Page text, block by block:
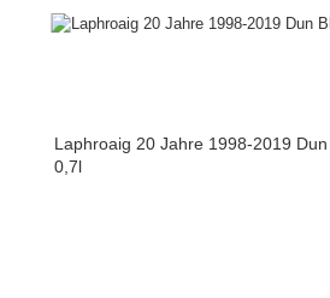
Laphroaig 20 Jahre 1998-2019
0,7l